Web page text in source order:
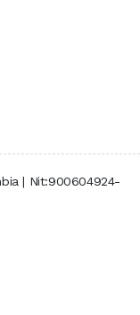
| Nit:900604924-